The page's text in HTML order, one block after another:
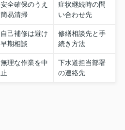
安全確保のうえ
簡易清掃
症状継続時の問
い合わせ先
自己補修は避け
早期相談
修繕相談先と手
続き方法
無理な作業を中
止
下水道担当部署
の連絡先